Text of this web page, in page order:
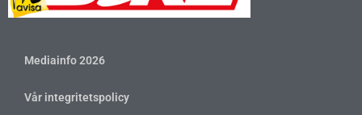
Mediainfo 2026
Vår integritetspolicy